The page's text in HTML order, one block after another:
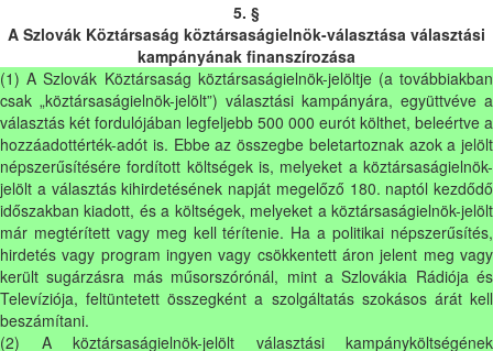
5. §
A Szlovák Köztársaság köztársaságielnök-választása választási
kampányának finanszírozása
(1) A Szlovák Köztársaság köztársaságielnök-jelöltje (a továbbiakban
csak „köztársaságielnök-jelölt”) választási kampányára, együttvéve a
választás két fordulójában legfeljebb 500 000 eurót költhet, beleértve a
hozzáadottérték-adót is. Ebbe az összegbe beletartoznak azok a jelölt
népszerűsítésére fordított költségek is, melyeket a köztársaságielnök-
jelölt a választás kihirdetésének napját megelőző 180. naptól kezdődő
időszakban kiadott, és a költségek, melyeket a köztársaságielnök-jelölt
már megtérített vagy meg kell térítenie. Ha a politikai népszerűsítés,
hirdetés vagy program ingyen vagy csökkentett áron jelent meg vagy
került sugárzásra más műsorszórónál, mint a Szlovákia Rádiója és
Televíziója, feltüntetett összegként a szolgáltatás szokásos árát kell
beszámítani.
(2) A köztársaságielnök-jelölt választási kampányköltségének